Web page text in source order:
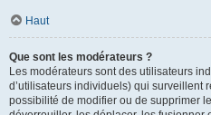
Haut
Que sont les modérateurs ?
Les modérateurs sont des utilisateurs
d’utilisateurs individuels) qui surveillent
possibilité de modifier ou de supprimer